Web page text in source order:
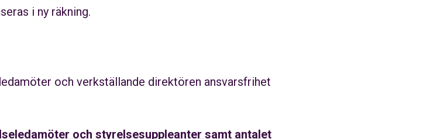
i nyräkning.
och verkställande direktören ansvarsfrihet
och styrelsesuppleanter samt antalet